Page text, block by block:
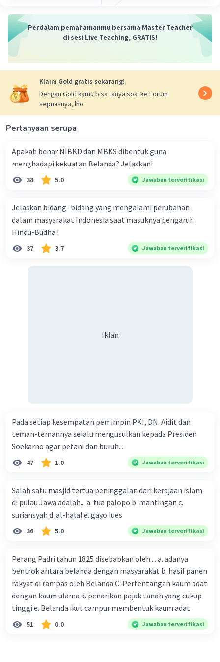
Beri Rating·0.0(0) Balas
Perdalam pemahamanmu bersama Master Teacher
di sesi Live Teaching, GRATIS!
Klaim Gold gratis sekarang!
Dengan Gold kamu bisa tanya soal ke Forum
sepuasnya, lho.
Pertanyaan serupa
Apakah benar NIBKD dan MBKS dibentuk guna
menghadapi kekuatan Belanda? Jelaskan!
38 5.0 Jawaban terverifikasi
Jelaskan bidang- bidang yang mengalami perubahan
dalam masyarakat Indonesia saat masuknya pengaruh
Hindu-Budha !
37 3.7 Jawaban terverifikasi
Iklan
Pada setiap kesempatan pemimpin PKI, DN. Aidit dan
teman-temannya selalu mengusulkan kepada Presiden
Soekarno agar petani dan buruh...
47 1.0 Jawaban terverifikasi
Salah satu masjid tertua peninggalan dari kerajaan islam
di pulau Jawa adalah... a. tua palopo b. mantingan c.
suriansyah d. al-halal e. gayo lues
36 5.0 Jawaban terverifikasi
Perang Padri tahun 1825 disebabkan oleh.... a. adanya
bentrok antara belanda dengan masyarakat b. hasil panen
rakyat di rampas oleh Belanda C. Pertentangan kaum adat
dengan kaum ulama d. penarikan pajak tanah yang cukup
tinggi e. Belanda ikut campur membentuk kaum adat
51 0.0 Jawaban terverifikasi